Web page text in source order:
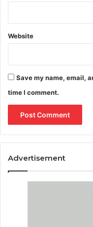
Website
Save my name, email,
time I comment.
Advertisement